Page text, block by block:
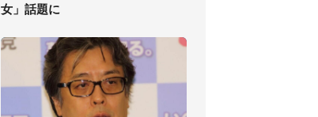
女」話題に